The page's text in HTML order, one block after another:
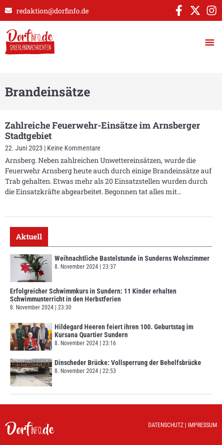
redaktion@dorfinfo.de
Brandeinsätze
Zahlreiche Feuerwehr-Einsätze im Arnsberger
Stadtgebiet
22. Juni 2023 Keine Kommentare
Arnsberg. Neben zahlreichen Unwettereinsätzen, wurde die
Feuerwehr Arnsberg heute auch durch einige Brandeinsätze auf
Trab gehalten. Etwas mehr als 20 Einsatzstellen wurden durch
die Einsatzkräfte abgearbeitet. Begonnen tat alles mit
Aktuell
Weihnachtliche Bastelstunde in Sunderns Wohnzimmer
8. November 2024 23:37
Erfolgreicher Schwimmkurs in Sundern: 11 Kinder erhalten
Schwimmunterricht in den Herbstferien
8. November 2024 23:30
Hildegard Heeren feiert ihren 100. Geburtstag im
Kursana Quartier Sundern
8. November 2024 23:16
Dinscheder Brücke: Vollsperrung der Behelfsbrücke
8. November 2024 22:53
DATENSCHUTZ IMPRESSUM